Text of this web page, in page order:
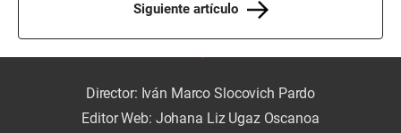
Siguiente artículo
Director: Iván Marco Slocovich Pardo
Editor Web: Johana Liz Ugaz Oscanoa